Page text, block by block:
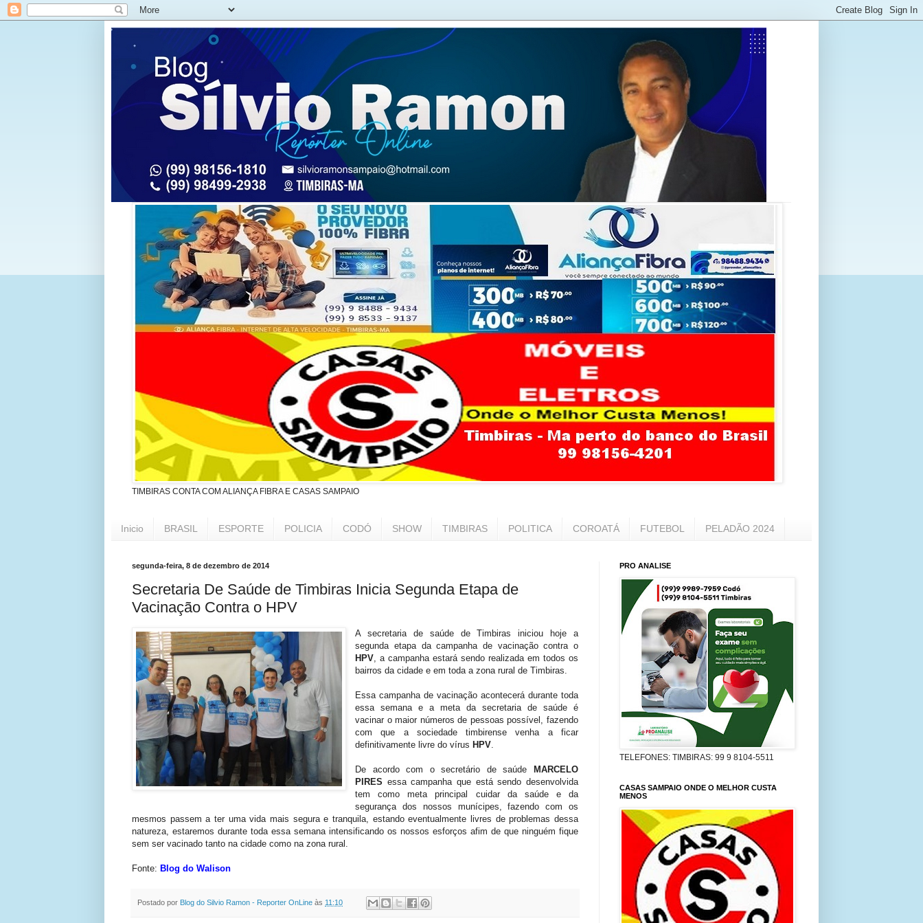
TIMBIRAS CONTA COM ALIANÇA FIBRA E CASAS SAMPAIO
Inicio BRASIL ESPORTE POLICIA CODÓ SHOW TIMBIRAS POLITICA COROATÁ FUTEBOL PELADÃO 2024
segunda-feira, 8 de dezembro de 2014
Secretaria De Saúde de Timbiras Inicia Segunda Etapa de
Vacinação Contra o HPV
A secretaria de saúde de Timbiras iniciou hoje a
segunda etapa da campanha de vacinação contra o
HPV, a campanha estará sendo realizada em todos os
bairros da cidade e em toda a zona rural de Timbiras.
Essa campanha de vacinação acontecerá durante toda
essa semana e a meta da secretaria de saúde é
vacinar o maior números de pessoas possível, fazendo
com que a sociedade timbirense venha a ficar
definitivamente livre do vírus HPV.
De acordo com o secretário de saúde
MARCELO
PIRES essa campanha que está sendo desenvolvida
tem como meta principal cuidar da saúde e da
segurança dos nossos munícipes, fazendo com os
mesmos passem a ter uma vida mais segura e tranquila, estando eventualmente livres de problemas dessa
natureza, estaremos durante toda essa semana intensificando os nossos esforços afim de que ninguém fique
sem ser vacinado tanto na cidade como na zona rural.
Fonte: Blog do Walison
Postado por Blog do Silvio Ramon - Reporter OnLine às 11:10
PRO ANALISE
TELEFONES: TIMBIRAS: 99 9 8104-5511
CASAS SAMPAIO ONDE O MELHOR CUSTA
MENOS